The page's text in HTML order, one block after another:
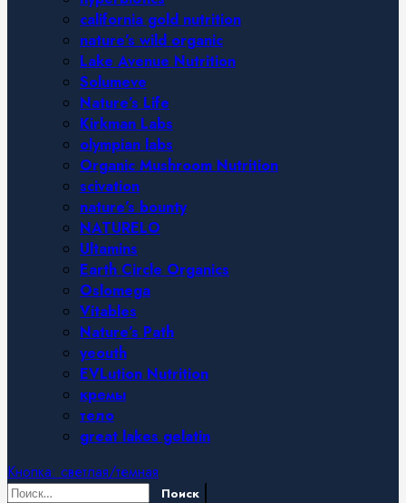
california gold nutrition
nature’s wild organic
Lake Avenue Nutrition
Solumeve
Nature’s Life
Kirkman Labs
olympian labs
Organic Mushroom Nutrition
scivation
nature’s bounty
NATURELO
Ultamins
Earth Circle Organics
Oslomega
Vitables
Nature’s Path
yeouth
EVLution Nutrition
кремы
тело
great lakes gelatin
Кнопка: светлая/темная
Найти: